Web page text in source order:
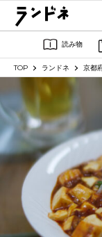
読み物
TOP ランドネ 京都